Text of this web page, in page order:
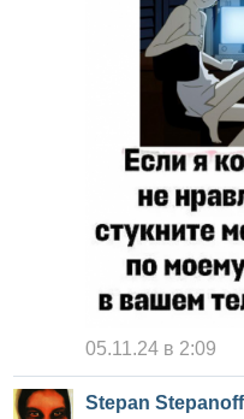
05.11.24 в 2:09
Stepan Stepanoff